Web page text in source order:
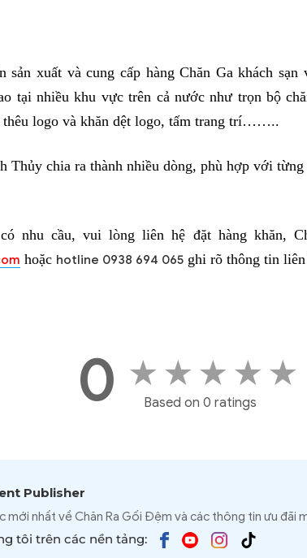
sản xuất và cung cấp hàng Chăn Ga khách
tại nhiều khu vực trên cả nước như trọn bộ
thêu logo và khăn dệt logo, tấm trang trí……..
Thủy chia ra thành nhiều dòng, phù hợp với
nhu cầu, vui lòng liên hệ đặt hàng khăn,
hoặc hotline 0938 694 065 ghi rõ thông tin
0 ★ ★ ★ ★ ★
Based on 0 ratings
Publisher
mới nhất về Chăn Ra Gối Đệm và các thông tin ưu đãi
tôi trên các nền tảng: